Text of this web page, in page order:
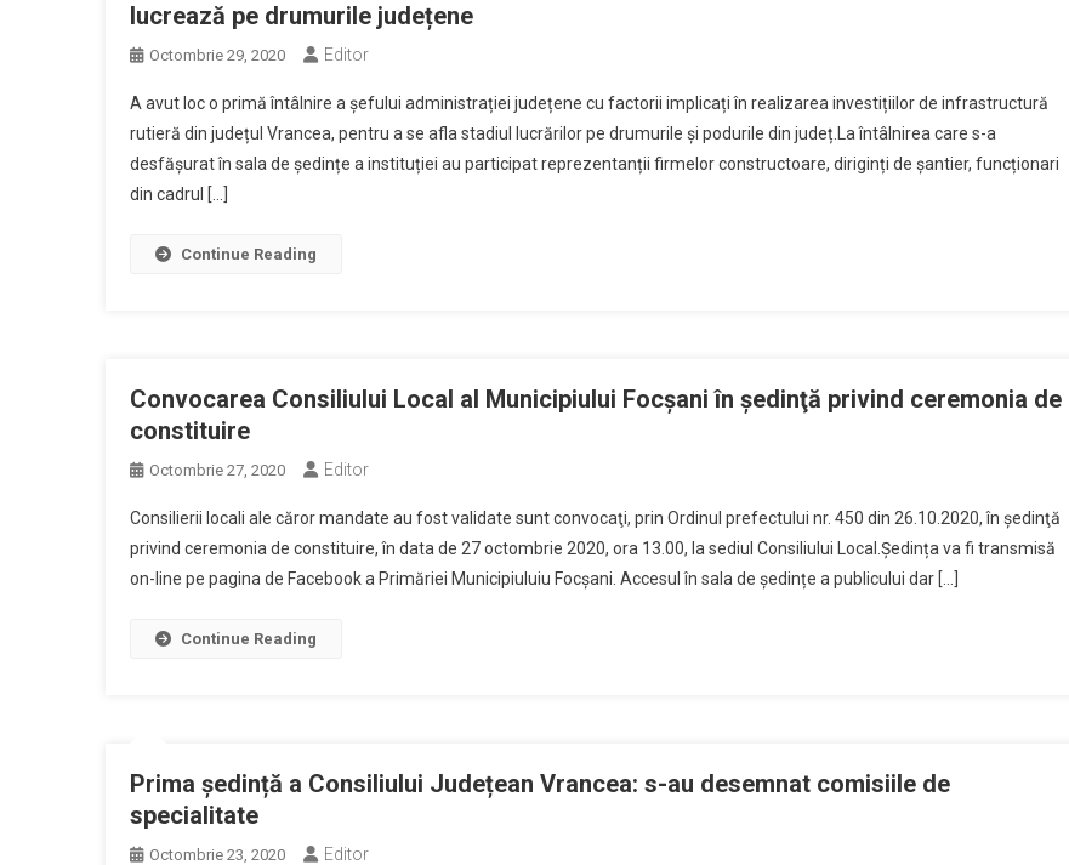
lucrează pe drumurile județene
Octombrie 29, 2020 Editor
A avut loc o primă întâlnire a șefului administrației județene cu factorii implicați în realizarea investițiilor de infrastructură
rutieră din județul Vrancea, pentru a se afla stadiul lucrărilor pe drumurile și podurile din județ.La întâlnirea care s-a
desfășurat în sala de ședințe a instituției au participat reprezentanții firmelor constructoare, diriginți de șantier, funcționari
din cadrul […]
Continue Reading
Convocarea Consiliului Local al Municipiului Focşani în şedinţă privind ceremonia de
constituire
Octombrie 27, 2020 Editor
Consilierii locali ale căror mandate au fost validate sunt convocaţi, prin Ordinul prefectului nr. 450 din 26.10.2020, în şedinţă
privind ceremonia de constituire, în data de 27 octombrie 2020, ora 13.00, la sediul Consiliului Local.Ședința va fi transmisă
on-line pe pagina de Facebook a Primăriei Municipiuluiu Focșani. Accesul în sala de ședințe a publicului dar […]
Continue Reading
Prima ședință a Consiliului Județean Vrancea: s-au desemnat comisiile de
specialitate
Octombrie 23, 2020 Editor